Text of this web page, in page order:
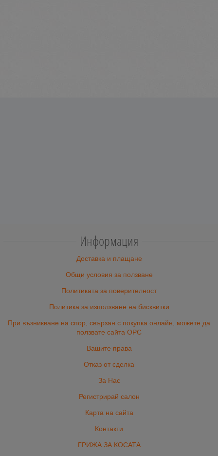
Информация
Доставка и плащане
Общи условия за ползване
Политиката за поверителност
Политика за използване на бисквитки
При възникване на спор, свързан с покупка онлайн, можете да
ползвате сайта ОРС
Вашите права
Отказ от сделка
За Нас
Регистрирай салон
Карта на сайта
Контакти
ГРИЖА ЗА КОСАТА